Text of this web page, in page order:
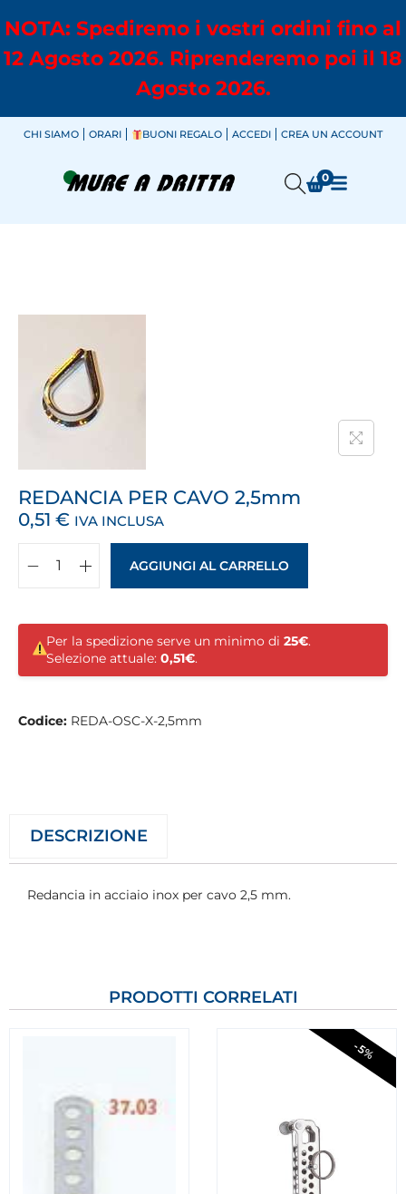
NOTA: Spediremo i vostri ordini fino al
12 Agosto 2026. Riprenderemo poi il 18
Agosto 2026.
CHI SIAMO ORARI BUONI REGALO ACCEDI CREA UN ACCOUNT
0
REDANCIA PER CAVO 2,5mm
0,51 € IVA INCLUSA
AGGIUNGI AL CARRELLO
Per la spedizione serve un minimo di25€.
Selezione attuale:0,51€.
Codice: REDA-OSC-X-2,5mm
DESCRIZIONE
Redancia in acciaio inox per cavo 2,5 mm.
PRODOTTI CORRELATI
-5%